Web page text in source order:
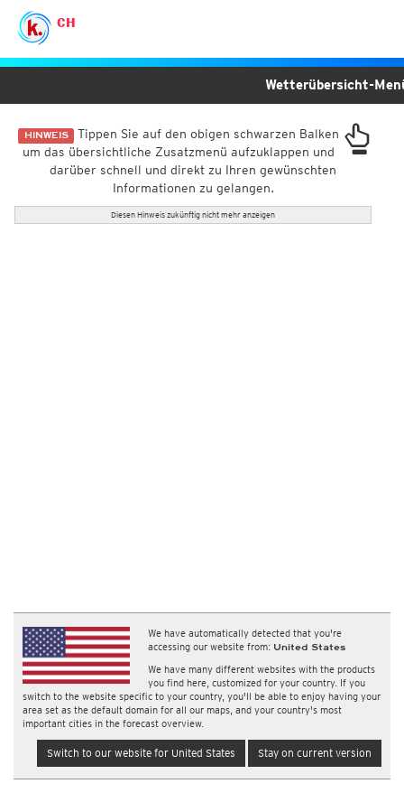
CH
HINWEIS Tippen Sie auf den obigen schwarzen Balken
um das übersichtliche Zusatzmenü aufzuklappen und
darüber schnell und direkt zu Ihren gewünschten
Informationen zu gelangen.
Diesen Hinweis zukünftig nicht mehr anzeigen
We have automatically detected that you're
accessing our website from: United States
We have many different websites with the products
you find here, customized for your country. If you
switch to the website specific to your country, you'll be able to enjoy having your
area set as the default domain for all our maps, and your country's most
important cities in the forecast overview.
Switch to our website for United States Stay on current version
Wetterübersicht-